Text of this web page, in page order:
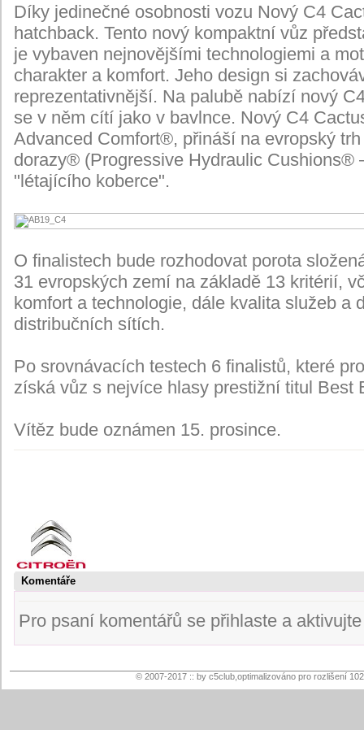
Díky jedinečné osobnosti vozu Nový C4
hatchback. Tento nový kompaktní vůz
je vybaven nejnovějšími technologiemi a
charakter a komfort. Jeho design si
reprezentativnější. Na palubě nabízí nový
se v něm cítí jako v bavlnce. Nový C4
Advanced Comfort®, přináší na evropský
dorazy® (Progressive Hydraulic Cushions®
"létajícího koberce".
O finalistech bude rozhodovat porota
31 evropských zemí na základě 13 kritérií,
komfort a technologie, dále kvalita služeb a
distribučních sítích.
Po srovnávacích testech 6 finalistů, které
získá vůz s nejvíce hlasy prestižní titul Best
Vítěz bude oznámen 15. prosince.
Komentáře
Pro psaní komentářů se přihlaste a
© 2007-2017 :: by c5club,optimalizováno pro rozlišení